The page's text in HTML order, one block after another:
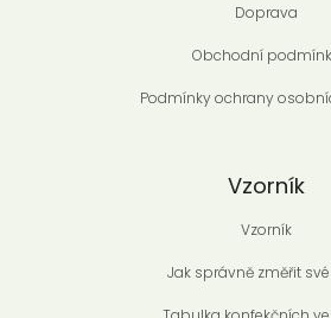
Doprava
Obchodní
Podmínky ochrany
Vzorník
Vzorník
Jak správně změřit